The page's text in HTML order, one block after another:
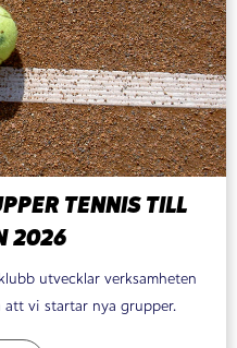
TENNIS TILL
2026
utvecklar verksamheten
att vi startar nya grupper.